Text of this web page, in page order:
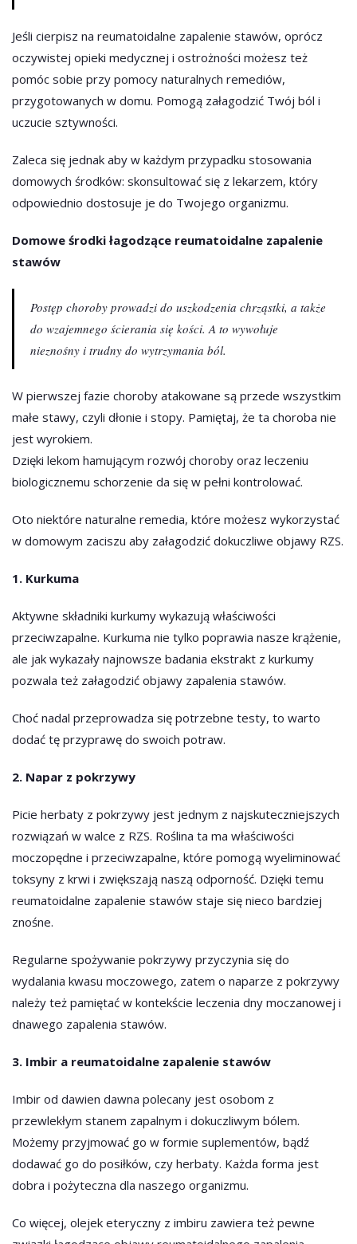
Jeśli cierpisz na reumatoidalne zapalenie stawów, oprócz
oczywistej opieki medycznej i ostrożności możesz też
pomóc sobie przy pomocy naturalnych remediów,
przygotowanych w domu. Pomogą załagodzić Twój ból i
uczucie sztywności.
Zaleca się jednak aby w każdym przypadku stosowania
domowych środków: skonsultować się z lekarzem, który
odpowiednio dostosuje je do Twojego organizmu.
Domowe środki łagodzące reumatoidalne zapalenie
stawów
Postęp choroby prowadzi do uszkodzenia chrząstki, a także
do wzajemnego ścierania się kości. A to wywołuje
nieznośny i trudny do wytrzymania ból.
W pierwszej fazie choroby atakowane są przede wszystkim
małe stawy, czyli dłonie i stopy. Pamiętaj, że ta choroba nie
jest wyrokiem.
Dzięki lekom hamującym rozwój choroby oraz leczeniu
biologicznemu schorzenie da się w pełni kontrolować.
Oto niektóre naturalne remedia, które możesz wykorzystać
w domowym zaciszu aby załagodzić dokuczliwe objawy RZS.
1. Kurkuma
Aktywne składniki kurkumy wykazują właściwości
przeciwzapalne. Kurkuma nie tylko poprawia nasze krążenie,
ale jak wykazały najnowsze badania ekstrakt z kurkumy
pozwala też załagodzić objawy zapalenia stawów.
Choć nadal przeprowadza się potrzebne testy, to warto
dodać tę przyprawę do swoich potraw.
2. Napar z pokrzywy
Picie herbaty z pokrzywy jest jednym z najskuteczniejszych
rozwiązań w walce z RZS. Roślina ta ma właściwości
moczopędne i przeciwzapalne, które pomogą wyeliminować
toksyny z krwi i zwiększają naszą odporność. Dzięki temu
reumatoidalne zapalenie stawów staje się nieco bardziej
znośne.
Regularne spożywanie pokrzywy przyczynia się do
wydalania kwasu moczowego, zatem o naparze z pokrzywy
należy też pamiętać w kontekście leczenia dny moczanowej i
dnawego zapalenia stawów.
3. Imbir a reumatoidalne zapalenie stawów
Imbir od dawien dawna polecany jest osobom z
przewlekłym stanem zapalnym i dokuczliwym bólem.
Możemy przyjmować go w formie suplementów, bądź
dodawać go do posiłków, czy herbaty. Każda forma jest
dobra i pożyteczna dla naszego organizmu.
Co więcej, olejek eteryczny z imbiru zawiera też pewne